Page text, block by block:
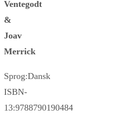
Ventegodt
&
Joav
Merrick
Sprog:Dansk
ISBN-
13:9788790190484